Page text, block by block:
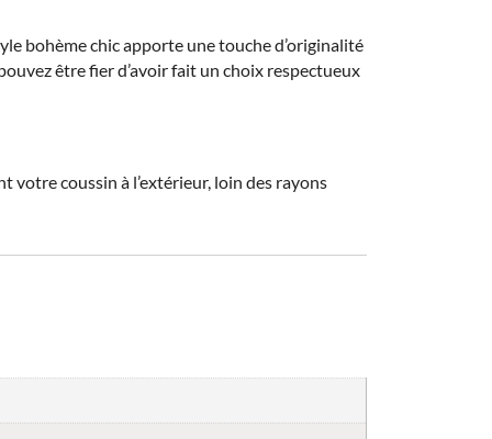
bohème chic apporte une touche d’originalité
être fier d’avoir fait un choix respectueux
votre coussin à l’extérieur, loin des rayons